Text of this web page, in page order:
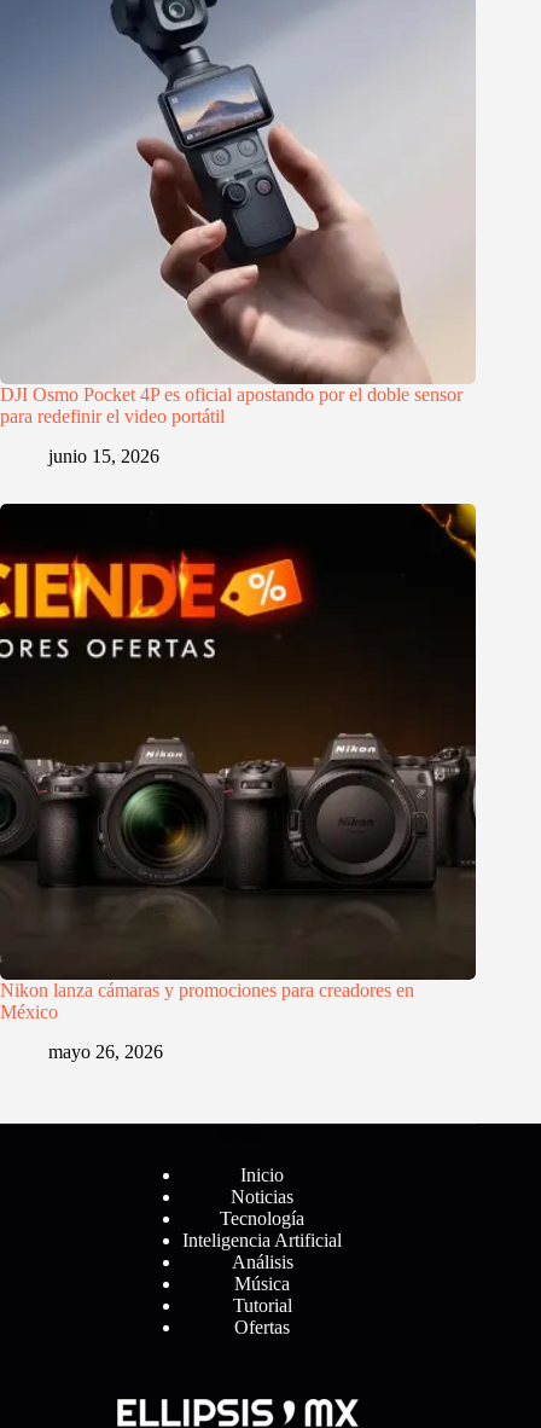
DJI Osmo Pocket 4P es oficial apostando por el doble sensor
para redefinir el video portátil
junio 15, 2026
Nikon lanza cámaras y promociones para creadores en
México
mayo 26, 2026
Inicio
Noticias
Tecnología
Inteligencia Artificial
Análisis
Música
Tutorial
Ofertas